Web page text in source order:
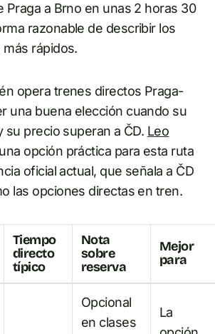
Praga a Brno en unas 2 horas 30
razonable de describir los
rápidos.
opera trenes directos Praga-
una buena elección cuando su
su precio superan a ČD. Leo
opción práctica para esta ruta
oficial actual, que señala a ČD
las opciones directas en tren.
Tiempo
directo
típico
Nota
sobre
reserva
Mejor
para
Opcional
en clases
La